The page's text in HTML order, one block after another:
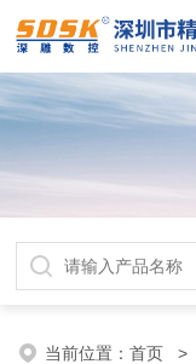
当前位置：首页 >